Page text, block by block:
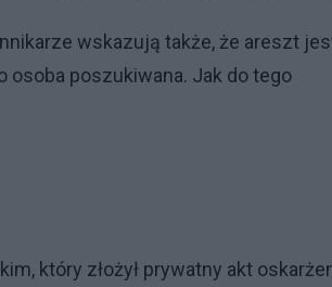
wskazują także, że areszt
osoba poszukiwana. Jak do tego
który złożył prywatny akt